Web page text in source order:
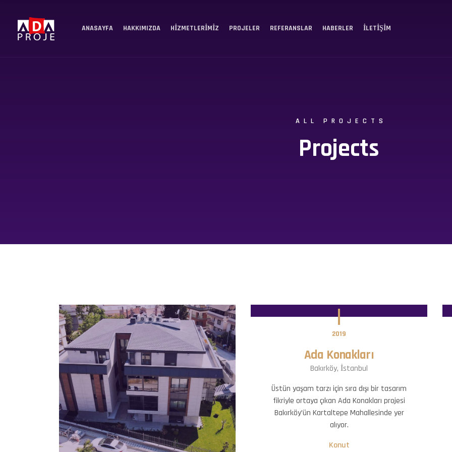
ANASAYFA HAKKIMIZDA HIZMETLERIMIZ PROJELER REFERANSLAR HABERLER İLETIŞIM
ALL PROJECTS
Projects
2019
Ada Konakları
Bakırköy, İstanbul
Üstün yaşam tarzı için sıra dışı bir tasarım
fikriyle ortaya çıkan Ada Konakları projesi
Bakırköy’ün Kartaltepe Mahallesinde yer
alıyor.
Konut